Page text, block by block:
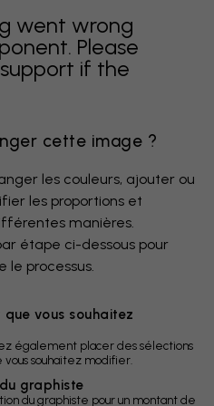
went wrong
Please
if the
cette image ?
les couleurs, ajouter ou
les proportions et
manières.
étape ci-dessous pour
le processus.
vous souhaitez
également placer des sélections
souhaitez modifier.
graphiste
du graphiste pour un montant de